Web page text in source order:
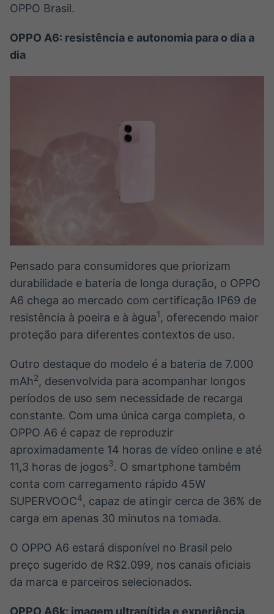
OPPO Brasil.
OPPO A6: resistência e autonomia para o dia a
dia
Pensado para consumidores que priorizam
durabilidade e bateria de longa duração, o OPPO
A6 chega ao mercado com certificação IP69 de
resistência à poeira e à àgua1, oferecendo maior
proteção para diferentes contextos de uso.
Outro destaque do modelo é a bateria de 7.000
mAh2, desenvolvida para acompanhar longos
períodos de uso sem necessidade de recarga
constante. Com uma única carga completa, o
OPPO A6 é capaz de reproduzir
aproximadamente 14 horas de vídeo online e até
11,3 horas de jogos3. O smartphone também
conta com carregamento rápido 45W
SUPERVOOC4, capaz de atingir cerca de 36% de
carga em apenas 30 minutos na tomada.
O OPPO A6 estará disponível no Brasil pelo
preço sugerido de R$2.099, nos canais oficiais
da marca e parceiros selecionados.
OPPO A6k: imagem ultranítida e experiência